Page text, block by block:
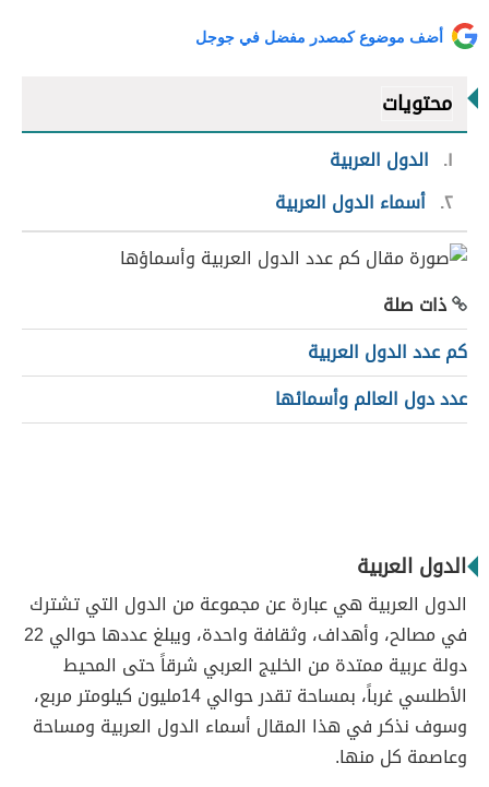
أضف موضوع كمصدر مفضل في جوجل
محتويات
١
الدول العربية
٢ أسماء الدول العربية
ذات صلة
كم عدد الدول العربية
عدد دول العالم وأسمائها
الدول العربية
الدول العربية هي عبارة عن مجموعة من الدول التي تشترك
في مصالح، وأهداف، وثقافة واحدة، ويبلغ عددها حوالي 22
دولة عربية ممتدة من الخليج العربي شرقاً حتى المحيط
الأطلسي غرباً، بمساحة تقدر حوالي 14مليون كيلومتر مربع،
وسوف نذكر في هذا المقال أسماء الدول العربية ومساحة
وعاصمة كل منها.